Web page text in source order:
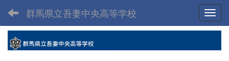
群馬県立吾妻中央高等学校